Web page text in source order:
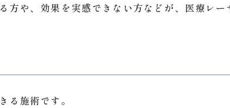
方や、効果を実感できない方などが、医療レ
る施術です。